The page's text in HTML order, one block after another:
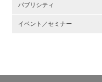
パブリシティ
イベント／セミナー